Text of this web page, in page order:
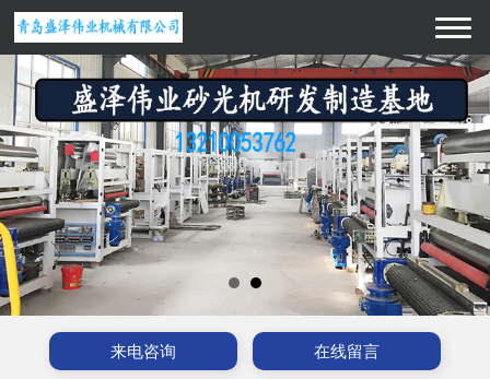
来电咨询 在线留言